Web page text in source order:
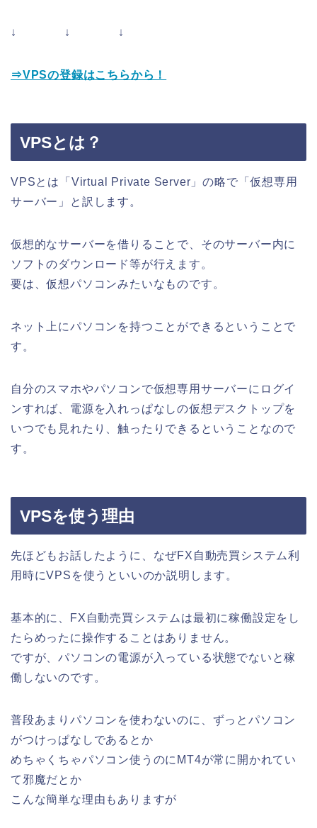
↓ ↓ ↓
⇒VPSの登録はこちらから！
VPSとは？
VPSとは「Virtual Private Server」の略で「仮想専用
サーバー」と訳します。
仮想的なサーバーを借りることで、そのサーバー内に
ソフトのダウンロード等が行えます。
要は、仮想パソコンみたいなものです。
ネット上にパソコンを持つことができるということで
す。
自分のスマホやパソコンで仮想専用サーバーにログイ
ンすれば、電源を入れっぱなしの仮想デスクトップを
いつでも見れたり、触ったりできるということなので
す。
VPSを使う理由
先ほどもお話したように、なぜFX自動売買システム利
用時にVPSを使うといいのか説明します。
基本的に、FX自動売買システムは最初に稼働設定をし
たらめったに操作することはありません。
ですが、パソコンの電源が入っている状態でないと稼
働しないのです。
普段あまりパソコンを使わないのに、ずっとパソコン
がつけっぱなしであるとか
めちゃくちゃパソコン使うのにMT4が常に開かれてい
て邪魔だとか
こんな簡単な理由もありますが